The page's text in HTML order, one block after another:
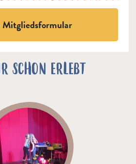
Mitgliedsformular
SCHON ERLEBT